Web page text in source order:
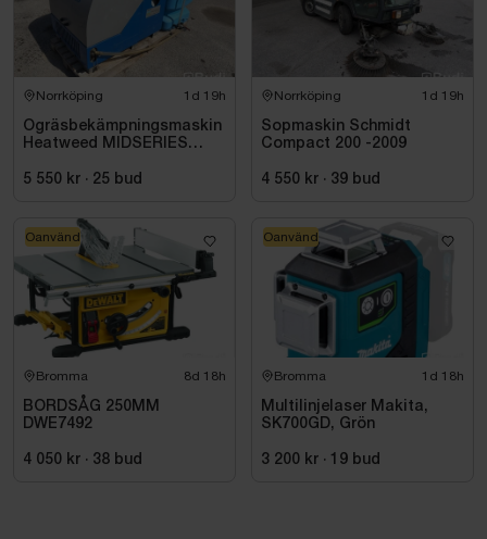
Norrköping 1d 19h
Ogräsbekämpningsmaskin
Heatweed MIDSERIES
5 550 kr · 25 bud
Norrköping 1d 19h
Sopmaskin Schmidt
Compact 200 -2009
4 550 kr · 39 bud
Bromma 8d 18h
BORDSÅG 250MM
DWE7492
4 050 kr · 38 bud
Oanvänd
Bromma 1d 18h
Multilinjelaser Makita,
SK700GD, Grön
3 200 kr · 19 bud
Oanvänd